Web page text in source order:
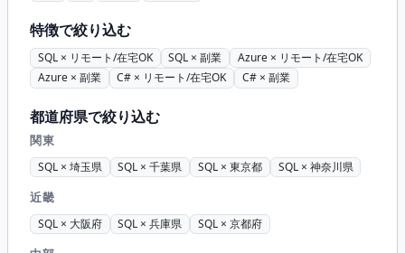
特徴で絞り込む
SQL × リモート/在宅OK SQL × 副業
Azure × リモート/在宅OK
Azure × 副業
C# × リモート/在宅OK C# × 副業
都道府県で絞り込む
関東
SQL × 埼玉県 SQL × 千葉県 SQL × 東京都 SQL × 神奈川県
近畿
SQL × 大阪府 SQL × 兵庫県 SQL × 京都府